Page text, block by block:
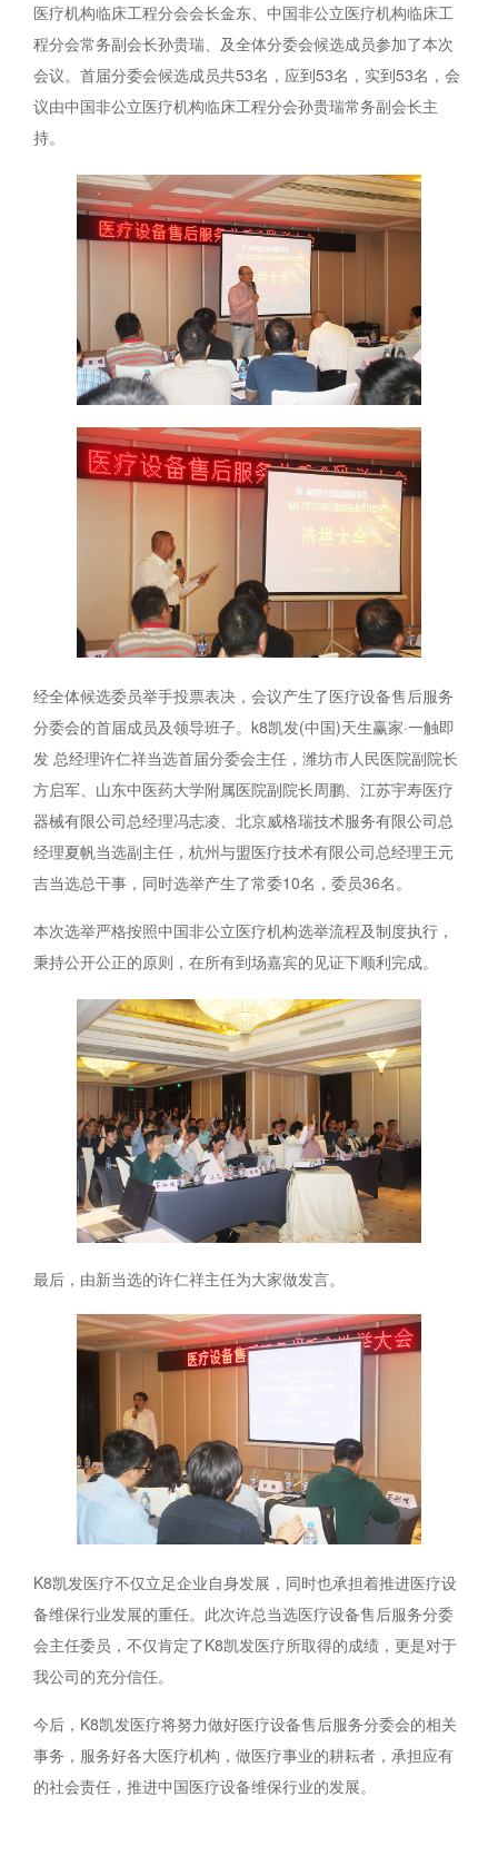
医疗机构临床工程分会会长金东、中国非公立医疗机构临床工
程分会常务副会长孙贵瑞、及全体分委会候选成员参加了本次
会议。首届分委会候选成员共53名，应到53名，实到53名，会
议由中国非公立医疗机构临床工程分会孙贵瑞常务副会长主
持。
经全体候选委员举手投票表决，会议产生了医疗设备售后服务
分委会的首届成员及领导班子。k8凯发(中国)天生赢家·一触即
发 总经理许仁祥当选首届分委会主任，潍坊市人民医院副院长
方启军、山东中医药大学附属医院副院长周鹏、江苏宇寿医疗
器械有限公司总经理冯志凌、北京威格瑞技术服务有限公司总
经理夏帆当选副主任，杭州与盟医疗技术有限公司总经理王元
吉当选总干事，同时选举产生了常委10名，委员36名。
本次选举严格按照中国非公立医疗机构选举流程及制度执行，
秉持公开公正的原则，在所有到场嘉宾的见证下顺利完成。
最后，由新当选的许仁祥主任为大家做发言。
K8凯发医疗不仅立足企业自身发展，同时也承担着推进医疗设
备维保行业发展的重任。此次许总当选医疗设备售后服务分委
会主任委员，不仅肯定了K8凯发医疗所取得的成绩，更是对于
我公司的充分信任。
今后，K8凯发医疗将努力做好医疗设备售后服务分委会的相关
事务，服务好各大医疗机构，做医疗事业的耕耘者，承担应有
的社会责任，推进中国医疗设备维保行业的发展。